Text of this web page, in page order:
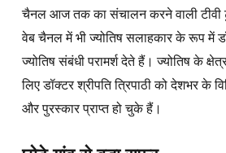
चैनल आज तक का संचालन करने वाली टीवी
वेब चैनल में भी ज्योतिष सलाहकार के रूप में
ज्योतिष संबंधी परामर्श देते हैं। ज्योतिष के
लिए डॉक्टर श्रीपति त्रिपाठी को देशभर के
और पुरस्कार प्राप्त हो चुके हैं।